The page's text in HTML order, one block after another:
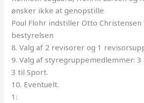
ønsker ikke at genopstille
Poul Flohr indstiller Otto
bestyrelsen
8. Valg af 2 revisorer og 1
9. Valg af styregruppemedlemmer:
3 til Sport.
10. Eventuelt.
1: